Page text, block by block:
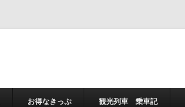
お得なきっぷ 観光列車 乗車記